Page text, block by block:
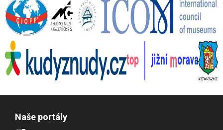
Naše portály